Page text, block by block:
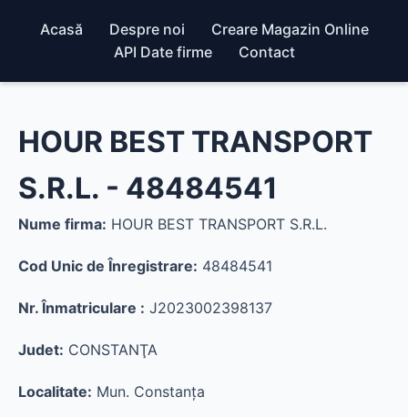
Acasă Despre noi
Creare Magazin Online
API Date firme
Contact
HOUR BEST TRANSPORT
S.R.L. - 48484541
Nume firma: HOUR BEST TRANSPORT S.R.L.
Cod Unic de Înregistrare: 48484541
Nr. Înmatriculare : J2023002398137
Judet: CONSTANŢA
Localitate: Mun. Constanţa